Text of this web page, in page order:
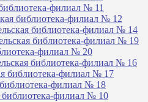
филиал № 11
библиотека-филиал № 12
библиотека-филиал № 14
библиотека-филиал № 19
филиал № 20
библиотека-филиал № 16
библиотека-филиал № 17
филиал № 18
библиотека-филиал № 10